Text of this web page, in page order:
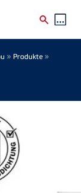
» Produkte »